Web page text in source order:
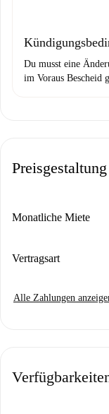
Du musst eine
im Voraus Bescheid
Preisgestaltung
Monatliche Miete
Vertragsart
Alle Zahlungen